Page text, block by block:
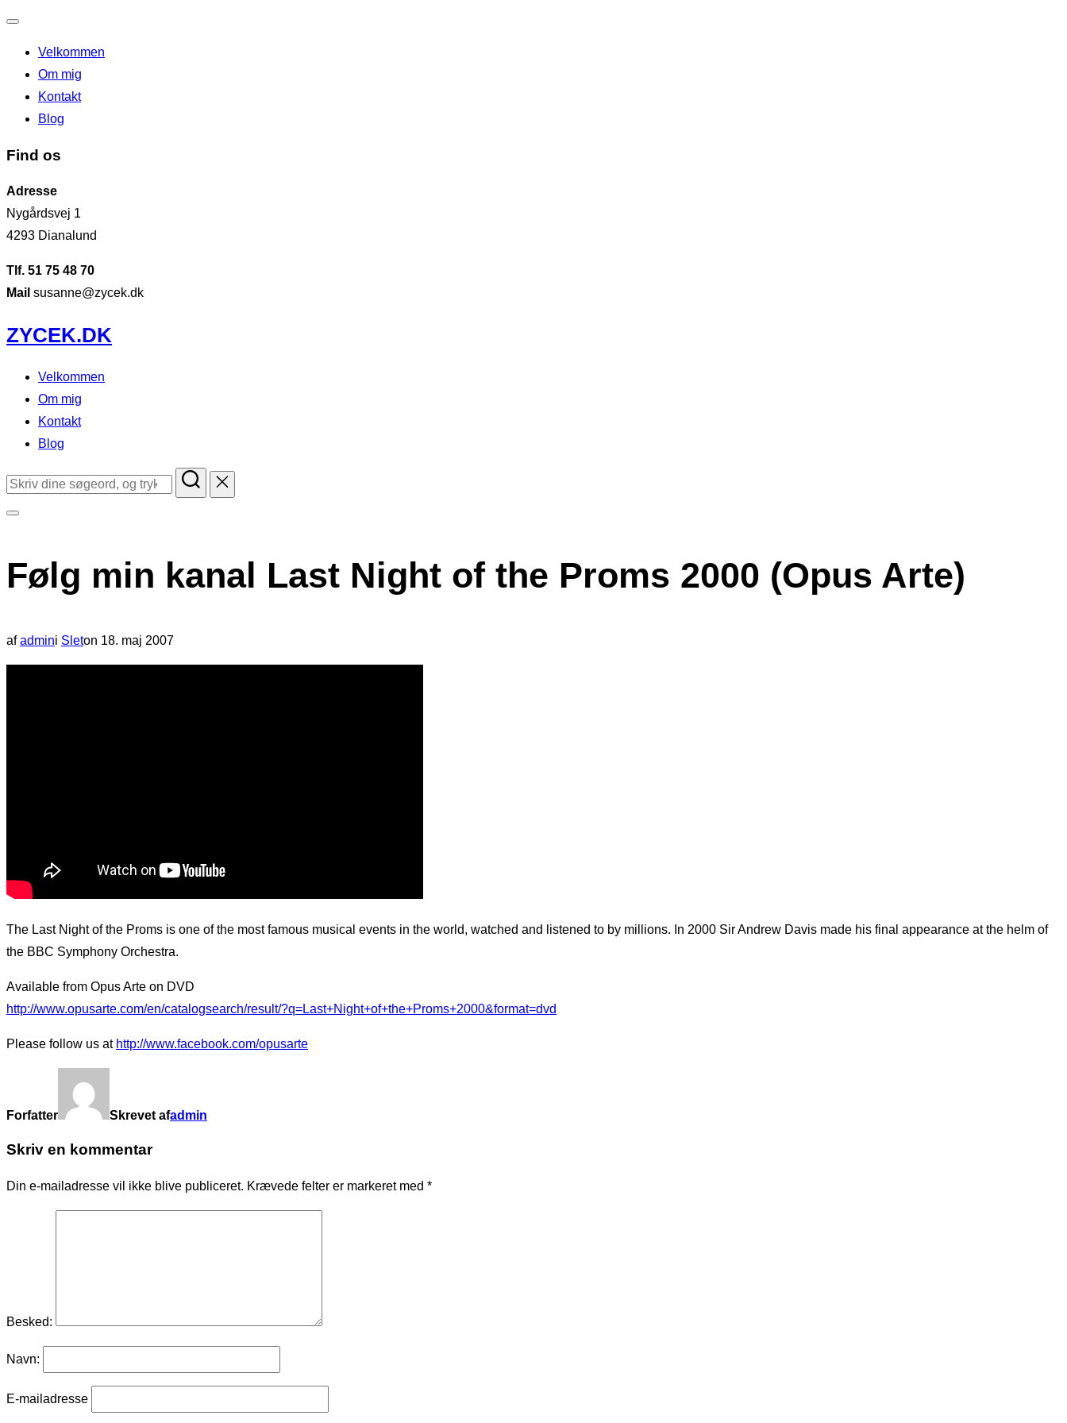
navigation
til/fra
Velkommen
Om mig
Kontakt
Blog
Find os
Adresse
Nygårdsvej 1
4293 Dianalund
Tlf. 51 75 48 70
Mail susanne@zycek.dk
Videre
til
indhold
ZYCEK.DK
Velkommen
Om mig
Kontakt
Blog
Søg
i
sidekolonne
Følg min kanal Last Night of the Proms 2000 (Opus Arte)
afadmini Sleton Udgivet
d.
18. maj 2007
The Last Night of the Proms is one of the most famous musical events in the world, watched and listened to by millions. In 2000 Sir Andrew Davis made his final appearance at the helm of
the BBC Symphony Orchestra.
Available from Opus Arte on DVD
http://www.opusarte.com/en/catalogsearch/result/?q=Last+Night+of+the+Proms+2000&format=dvd
Please follow us at http://www.facebook.com/opusarte
Forfatter Skrevet afadmin
Skriv en kommentar
Din e-mailadresse vil ikke blive publiceret. Krævede felter er markeret med *
Besked:
Navn:
E-mailadresse